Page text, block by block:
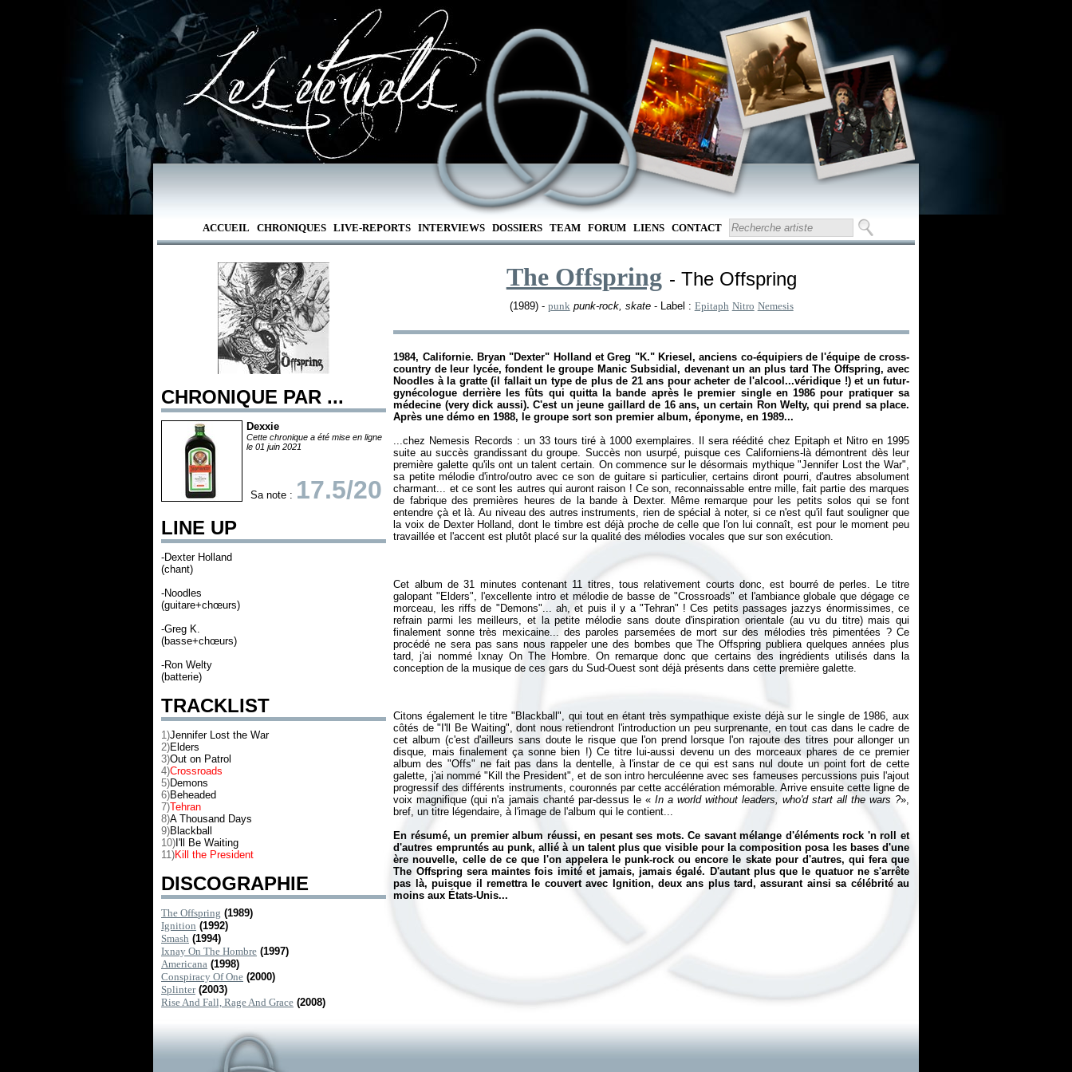
ACCUEIL CHRONIQUES LIVE-REPORTS INTERVIEWS DOSSIERS TEAM FORUM LIENS CONTACT
CHRONIQUE PAR ...
Dexxie
Cette chronique a été mise en ligne
le 01 juin 2021
Sa note : 17.5/20
LINE UP
-Dexter Holland
(chant)
-Noodles
(guitare+chœurs)
-Greg K.
(basse+chœurs)
-Ron Welty
(batterie)
TRACKLIST
1)Jennifer Lost the War
2)Elders
3)Out on Patrol
4)Crossroads
5)Demons
6)Beheaded
7)Tehran
8)A Thousand Days
9)Blackball
10) I'll Be Waiting
11)Kill the President
DISCOGRAPHIE
The Offspring (1989)
Ignition (1992)
Smash (1994)
Ixnay On The Hombre (1997)
Americana (1998)
Conspiracy Of One (2000)
Splinter (2003)
Rise And Fall, Rage And Grace (2008)
The Offspring - The Offspring
(1989) - punk punk-rock, skate- Label : Epitaph Nitro Nemesis
1984, Californie. Bryan "Dexter" Holland et Greg "K." Kriesel, anciens co-équipiers de l'équipe de cross-
country de leur lycée, fondent le groupe Manic Subsidial, devenant un an plus tard The Offspring, avec
Noodles à la gratte (il fallait un type de plus de 21 ans pour acheter de l'alcool...véridique !) et un futur-
gynécologue derrière les fûts qui quitta la bande après le premier single en 1986 pour pratiquer sa
médecine (very dick aussi). C'est un jeune gaillard de 16 ans, un certain Ron Welty, qui prend sa place.
Après une démo en 1988, le groupe sort son premier album, éponyme, en 1989...
...chez Nemesis Records : un 33 tours tiré à 1000 exemplaires. Il sera réédité chez Epitaph et Nitro en 1995
suite au succès grandissant du groupe. Succès non usurpé, puisque ces Californiens-là démontrent dès leur
première galette qu'ils ont un talent certain. On commence sur le désormais mythique "Jennifer Lost the War",
sa petite mélodie d'intro/outro avec ce son de guitare si particulier, certains diront pourri, d'autres absolument
charmant... et ce sont les autres qui auront raison ! Ce son, reconnaissable entre mille, fait partie des marques
de fabrique des premières heures de la bande à Dexter. Même remarque pour les petits solos qui se font
entendre çà et là. Au niveau des autres instruments, rien de spécial à noter, si ce n'est qu'il faut souligner que
la voix de Dexter Holland, dont le timbre est déjà proche de celle que l'on lui connaît, est pour le moment peu
Cet album de 31 minutes contenant 11 titres, tous relativement courts donc, est bourré de perles. Le titre
galopant "Elders", l'excellente intro et mélodie de basse de "Crossroads" et l'ambiance globale que dégage ce
morceau, les riffs de "Demons"... ah, et puis il y a "Tehran" ! Ces petits passages jazzys énormissimes, ce
refrain parmi les meilleurs, et la petite mélodie sans doute d'inspiration orientale (au vu du titre) mais qui
finalement sonne très mexicaine... des paroles parsemées de mort sur des mélodies très pimentées ? Ce
procédé ne sera pas sans nous rappeler une des bombes que The Offspring publiera quelques années plus
tard, j'ai nommé
Ixnay On The Hombre. On remarque donc que certains des ingrédients utilisés dans la
Citons également le titre "Blackball", qui tout en étant très sympathique existe déjà sur le single de 1986, aux
côtés de "I'll Be Waiting", dont nous retiendront l'introduction un peu surprenante, en tout cas dans le cadre de
cet album (c'est d'ailleurs sans doute le risque que l'on prend lorsque l'on rajoute des titres pour allonger un
disque, mais finalement ça sonne bien !) Ce titre lui-aussi devenu un des morceaux phares de ce premier
album des "Offs" ne fait pas dans la dentelle, à l'instar de ce qui est sans nul doute un point fort de cette
galette, j'ai nommé "Kill the President", et de son intro herculéenne avec ses fameuses percussions puis l'ajout
progressif des différents instruments, couronnés par cette accélération mémorable. Arrive ensuite cette ligne de
voix magnifique (qui n'a jamais chanté par-dessus le «In a world without leaders, who'd start all the wars ?»,
bref, un titre légendaire, à l'image de l'album qui le contient...
En résumé, un premier album réussi, en pesant ses mots. Ce savant mélange d'éléments rock 'n roll et
d'autres empruntés au punk, allié à un talent plus que visible pour la composition posa les bases d'une
ère nouvelle, celle de ce que l'on appelera le punk-rock ou encore le skate pour d'autres, qui fera que
The Offspring sera maintes fois imité et jamais, jamais égalé. D'autant plus que le quatuor ne s'arrête
pas là, puisque il remettra le couvert avec
Ignition, deux ans plus tard, assurant ainsi sa célébrité au
moins aux États-Unis...